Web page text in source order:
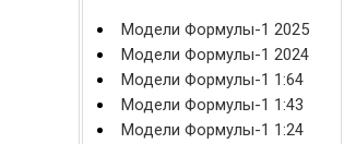
Модели Формулы-1 2025
Модели Формулы-1 2024
Модели Формулы-1 1:64
Модели Формулы-1 1:43
Модели Формулы-1 1:24